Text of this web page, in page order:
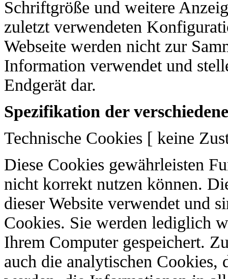
Schriftgröße und weitere
zuletzt verwendeten
Webseite werden nicht zur
Information verwendet und
Endgerät dar.
Spezifikation der
Technische Cookies [ keine
Diese Cookies gewährleisten
nicht korrekt nutzen können.
dieser Website verwendet und
Cookies. Sie werden lediglich
Ihrem Computer gespeichert.
auch die analytischen